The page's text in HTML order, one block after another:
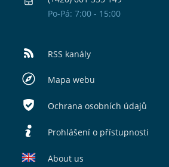
Po-Pá: 7:00 - 15:00
RSS kanály
Mapa webu
Ochrana osobních údajů
Prohlášení o přístupnosti
About us